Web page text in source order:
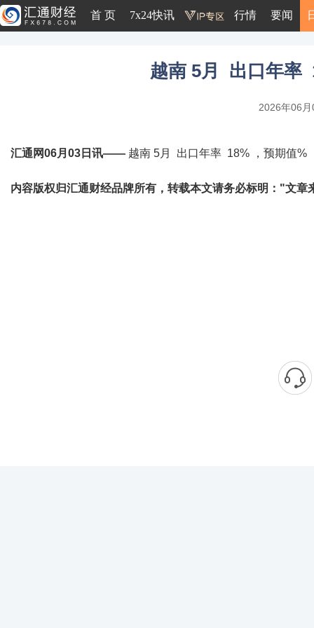
首 页 7x24快讯 行情 要闻
越南 5月 出口年率
2026年06
汇通网06月03日讯—— 越南 5月 出口年率 18% ，预期值%
内容版权归汇通财经品牌所有，转载本文请务必标明："文章